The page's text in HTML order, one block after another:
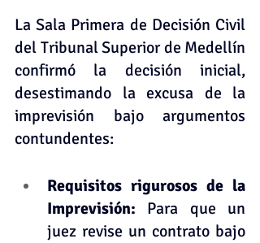
La Sala Primera de Decisión Civil
del Tribunal Superior de Medellín
confirmó la decisión inicial,
desestimando la excusa de la
imprevisión bajo argumentos
contundentes:
Requisitos rigurosos de la
Imprevisión: Para que un
juez revise un contrato bajo